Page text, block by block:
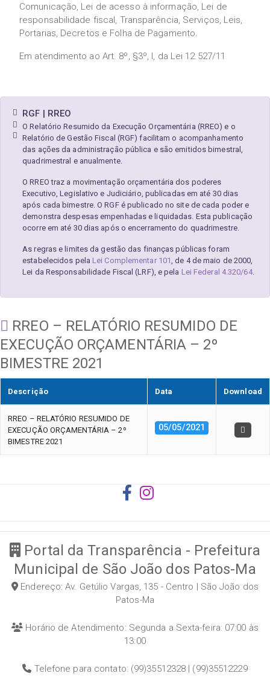
Comunicação, Lei de acesso à informação, Lei de
responsabilidade fiscal, Transparência, Serviços, Leis,
Portarias, Decretos e Folha de Pagamento.
Em atendimento ao Art. 8º, §3º, I, da Lei 12.527/11
RGF | RREO
O Relatório Resumido da Execução Orçamentária (RREO) e o
Relatório de Gestão Fiscal (RGF) facilitam o acompanhamento
das ações da administração pública e são emitidos bimestral,
quadrimestral e anualmente.
O RREO traz a movimentação orçamentária dos poderes
Executivo, Legislativo e Judiciário, publicadas em até 30 dias
após cada bimestre. O RGF é publicado no site de cada poder e
demonstra despesas empenhadas e liquidadas. Esta publicação
ocorre em até 30 dias após o encerramento do quadrimestre.
As regras e limites da gestão das finanças públicas foram
estabelecidos pela Lei Complementar 101, de 4 de maio de 2000,
Lei da Responsabilidade Fiscal (LRF), e pela Lei Federal 4.320/64.
RREO – RELATÓRIO RESUMIDO DE
EXECUÇÃO ORÇAMENTÁRIA – 2º
BIMESTRE 2021
Descrição Data Download
RREO – RELATÓRIO RESUMIDO DE
EXECUÇÃO ORÇAMENTÁRIA – 2º
BIMESTRE 2021
05/05/2021
Portal da Transparência - Prefeitura
Municipal de São João dos Patos-Ma
Endereço: Av. Getúlio Vargas, 135 - Centro | São João dos
Patos-Ma
Horário de Atendimento: Segunda a Sexta-feira: 07:00 às
13:00
Telefone para contato: (99)35512328 | (99)35512229